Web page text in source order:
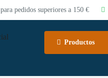
para pedidos superiores a 150 €
Productos